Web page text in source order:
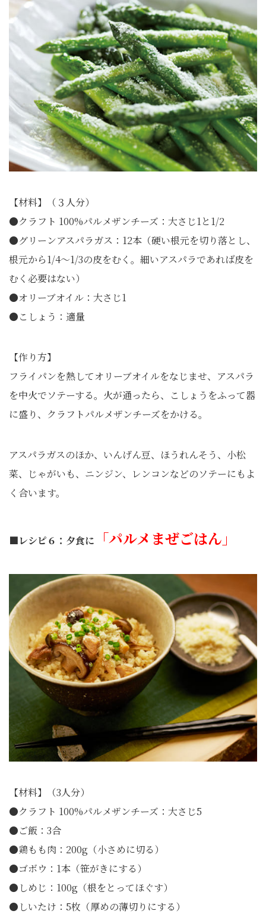
【材料】（３人分）
●クラフト 100%パルメザンチーズ：大さじ1と1/2
●グリーンアスパラガス：12本（硬い根元を切り落とし、
根元から1/4～1/3の皮をむく。細いアスパラであれば皮を
むく必要はない）
●オリーブオイル：大さじ1
●こしょう：適量
【作り方】
フライパンを熱してオリーブオイルをなじませ、アスパラ
を中火でソテーする。火が通ったら、こしょうをふって器
に盛り、クラフトパルメザンチーズをかける。
アスパラガスのほか、いんげん豆、ほうれんそう、小松
菜、じゃがいも、ニンジン、レンコンなどのソテーにもよ
く合います。
■レシピ６：夕食に 「パルメまぜごはん」
【材料】（3人分）
●クラフト 100%パルメザンチーズ：大さじ5
●ご飯：3合
●鶏もも肉：200g（小さめに切る）
●ゴボウ：1本（笹がきにする）
●しめじ：100g（根をとってほぐす）
●しいたけ：5枚（厚めの薄切りにする）